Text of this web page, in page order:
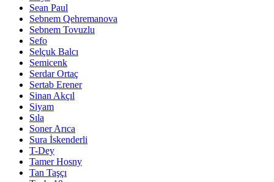
Sean Paul
Sebnem Qehremanova
Sebnem Tovuzlu
Sefo
Selçuk Balcı
Semicenk
Serdar Ortaç
Sertab Erener
Sinan Akçıl
Siyam
Sıla
Soner Arıca
Sura İskenderli
T-Dey
Tamer Hosny
Tan Taşçı